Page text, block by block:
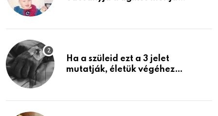
Ha a szüleid ezt a 3 jelet
mutatják, életük végéhez